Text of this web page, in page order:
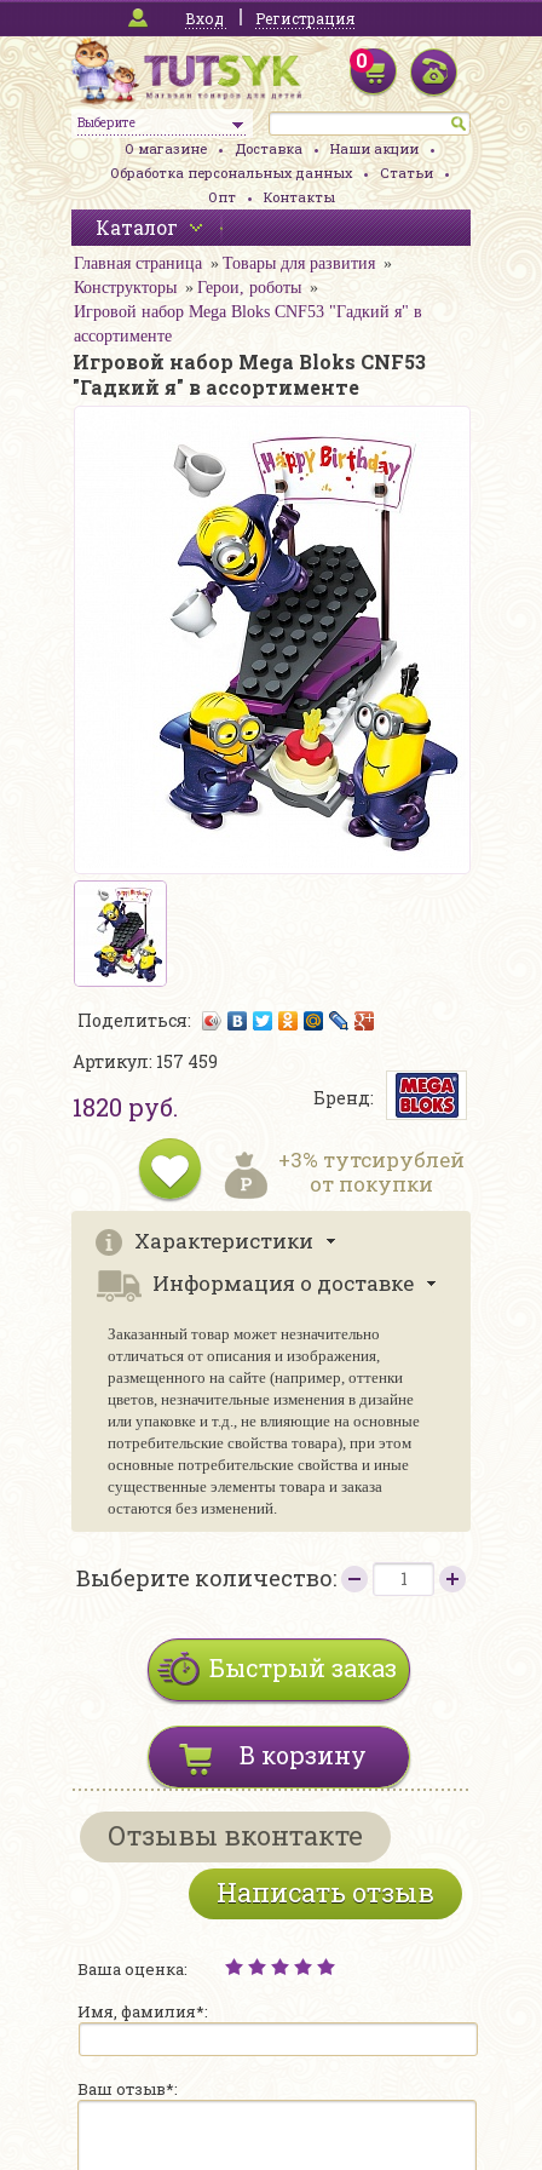
Вход Регистрация
Выберите
0
О магазине Доставка
Наши акции
Обработка персональных данных
Статьи
Опт
Контакты
Каталог
Главная страница
Товары для развития
Конструкторы
Герои, роботы
Игровой набор Mega Bloks CNF53 "Гадкий я" в
ассортименте
Игровой набор Mega Bloks CNF53
"Гадкий я" в ассортименте
Поделиться:
Артикул: 157 459
1820 руб. Бренд:
+3% тутсирублей
от покупки
Характеристики
Информация о доставке
Заказанный товар может незначительно
отличаться от описания и изображения,
размещенного на сайте (например, оттенки
цветов, незначительные изменения в дизайне
или упаковке и т.д., не влияющие на основные
потребительские свойства товара), при этом
основные потребительские свойства и иные
существенные элементы товара и заказа
остаются без изменений.
Выберите количество:
Быстрый заказ
В корзину
Отзывы вконтакте
Написать отзыв
Ваша оценка:
Имя, фамилия*:
Ваш отзыв*: